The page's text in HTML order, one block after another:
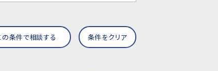
の条件で相談する 条件をクリア